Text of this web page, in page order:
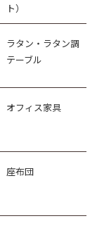
ト）
ラタン・ラタン調
テーブル
オフィス家具
座布団